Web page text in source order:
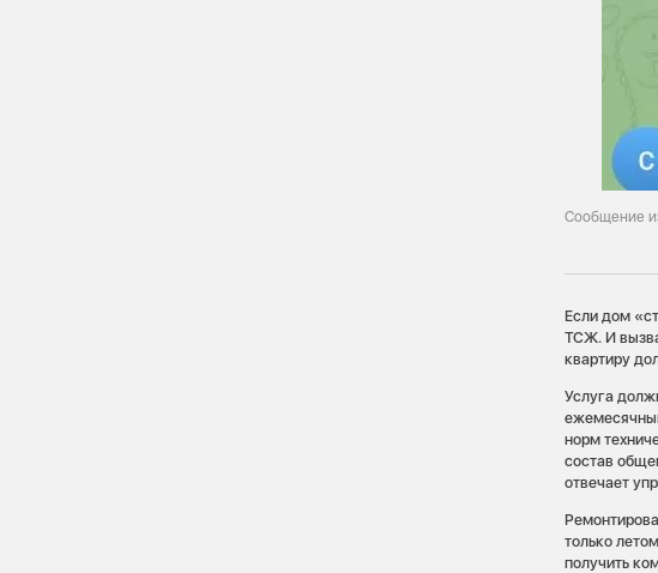
Сообщение
Если дом
ТСЖ. И
квартиру
Услуга
норм
состав
отвечает
только
получить